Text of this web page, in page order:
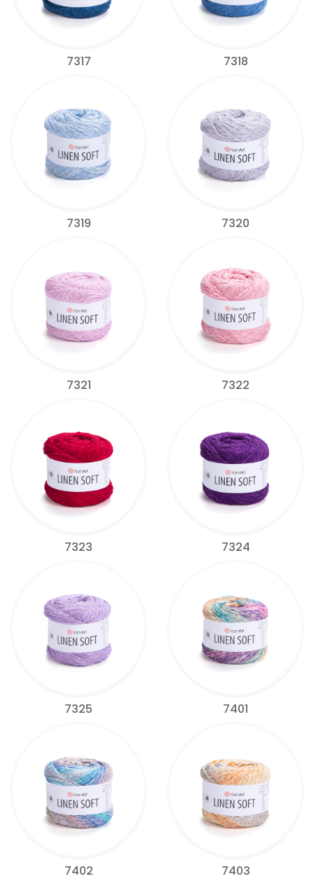
7317 7318
7319 7320
7321 7322
7323 7324
7325 7401
7402 7403